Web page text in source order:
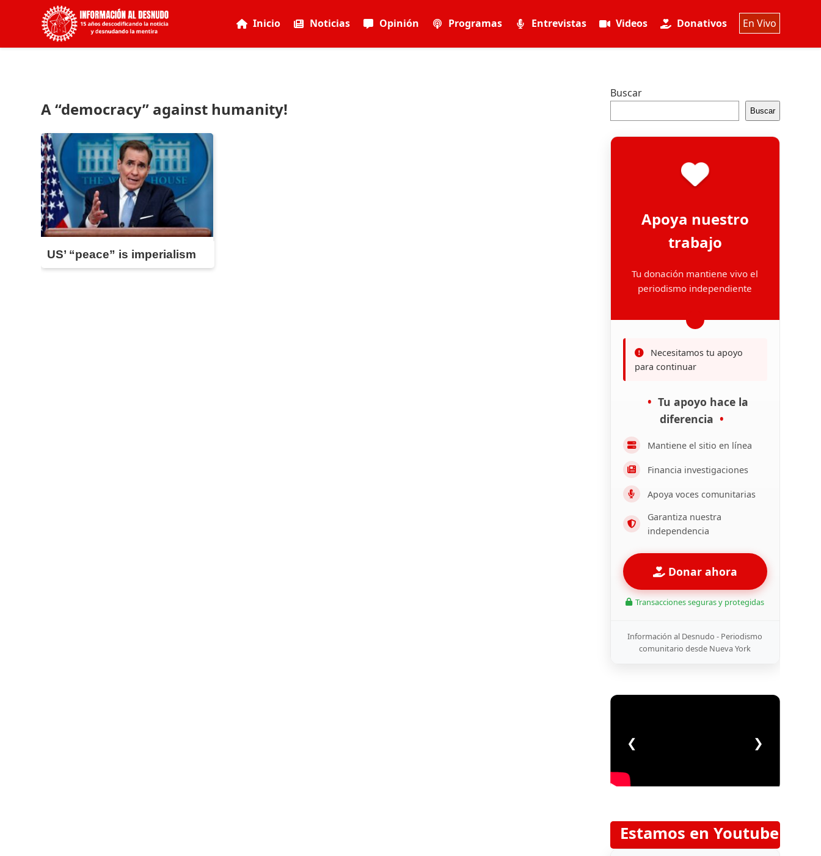
Inicio Noticias Opinión Programas Entrevistas Videos Donativos En Vivo
A “democracy” against humanity!
US’ “peace” is imperialism
Buscar
Buscar
Apoya nuestro
trabajo
Tu donación mantiene vivo el
periodismo independiente
Necesitamos tu apoyo
para continuar
Tu apoyo hace la
diferencia
Mantiene el sitio en línea
Financia investigaciones
Apoya voces comunitarias
Garantiza nuestra
independencia
Donar ahora
Transacciones seguras y protegidas
Información al Desnudo - Periodismo
comunitario desde Nueva York
❮ ❯
Estamos en Youtube